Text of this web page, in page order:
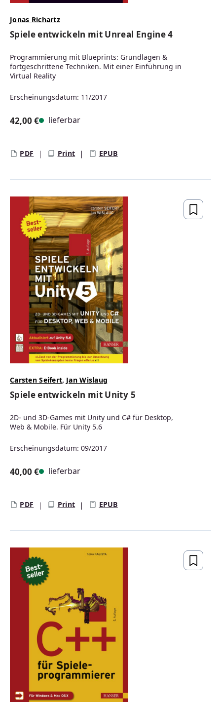
Jonas Richartz
Spiele entwickeln mit Unreal Engine 4
Programmierung mit Blueprints: Grundlagen &
fortgeschrittene Techniken. Mit einer Einführung in
Virtual Reality
Erscheinungsdatum: 11/2017
42,00 € lieferbar
PDF Print EPUB
Carsten Seifert, Jan Wislaug
Spiele entwickeln mit Unity 5
2D- und 3D-Games mit Unity und C# für Desktop,
Web & Mobile. Für Unity 5.6
Erscheinungsdatum: 09/2017
40,00 € lieferbar
PDF Print EPUB